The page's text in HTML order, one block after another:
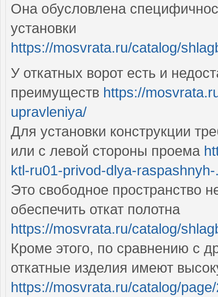
Она обусловлена
установки
https://mosvrata.ru/catalog/
У откатных ворот есть и
преимуществ https://
upravleniya/
Для установки конструкции
или с левой стороны проема
ktl-ru01-privod-dlya-raspashnyh-
Это свободное пространство
обеспечить откат полотна
https://mosvrata.ru/catalog/
Кроме этого, по сравнению с
откатные изделия имеют
https://mosvrata.ru/catalog/